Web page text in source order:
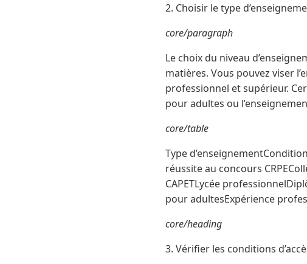
2. Choisir le type
core/paragraph
Le choix du niveau
matières. Vous pouvez viser
professionnel et supérieur.
pour adultes ou
core/table
Type
réussite au concours
CAPETLycée
pour adultesExpérience
core/heading
3. Vérifier les conditions